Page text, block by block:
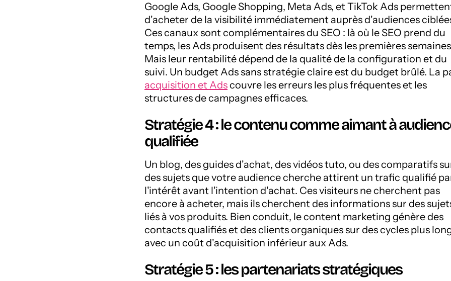
Google Ads, Google Shopping, Meta Ads, et TikTok Ads
d'acheter de la visibilité immédiatement auprès d'audiences
Ces canaux sont complémentaires du SEO : là où le SEO prend du
temps, les Ads produisent des résultats dès les premières
Mais leur rentabilité dépend de la qualité de la configuration et du
suivi. Un budget Ads sans stratégie claire est du budget brûlé. La
acquisition et Adscouvre les erreurs les plus fréquentes et les
structures de campagnes efficaces.
Stratégie 4 : le contenu comme aimant à
qualifiée
Un blog, des guides d'achat, des vidéos tuto, ou des comparatifs
des sujets que votre audience cherche attirent un trafic qualifié
l'intérêt avant l'intention d'achat. Ces visiteurs ne cherchent pas
encore à acheter, mais ils cherchent des informations sur des
liés à vos produits. Bien conduit, le content marketing génère des
contacts qualifiés et des clients organiques sur des cycles plus
avec un coût d'acquisition inférieur aux Ads.
Stratégie 5 : les partenariats stratégiques